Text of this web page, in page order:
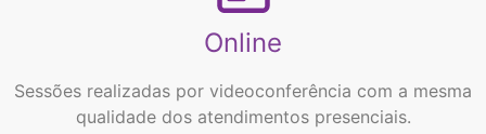
Online
Sessões realizadas por videoconferência com a mesma
qualidade dos atendimentos presenciais.